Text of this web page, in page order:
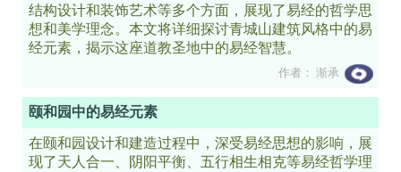
结构设计和装饰艺术等多个方面，展现了易经的哲学思
想和美学理念。本文将详细探讨青城山建筑风格中的易
经元素，揭示这座道教圣地中的易经智慧。
作者： 渐承
颐和园中的易经元素
在颐和园设计和建造过程中，深受易经思想的影响，展
现了天人合一、阴阳平衡、五行相生相克等易经哲学理